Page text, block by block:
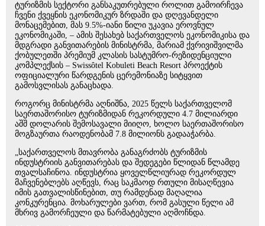
ტურიზმის სექტორი განსაკუთრებული როლით გამოირჩევა
ჩვენი ქვეყნის ეკონომიკურ ზრდაში და დღევანდელი
მონაცემებით, მას 9.5%-იანი წილი უკავია ეროვნულ
ეკონომიკაში, – ამის შესახებ საქართველოს ეკონომიკისა და
მდგრადი განვითარების მინისტრმა, მარიამ ქვრივიშვილმა
ქობულეთში პრემიუმ კლასის სასტუმრო-რეზიდენციული
კომპლექსის – Swissôtel Kobuleti Beach Resort პროექტის
ოფიციალური წარდგენის ცერემონიაზე სიტყვით
გამოსვლისას განაცხადა.
როგორც მინისტრმა აღნიშნა, 2025 წელს საქართველომ
საერთაშორისო ტურიზმიდან რეკორდული 4.7 მილიარდი
აშშ დოლარის შემოსავალი მიიღო, ხოლო საერთაშორისო
მოგზაურთა რაოდენობამ 7.8 მილიონს გადააჭარბა.
„საქართველოს მთავრობა განაგრძობს ტურიზმის
ინდუსტრიის განვითარებას და შედეგები წლიდან წლამდე
თვალსაჩინოა. ინდუსტრია ყოველწლიურად რეკორდულ
მაჩვენებლებს აღწევს, რაც საკმაოდ რთული მისაღწევია
იმის გათვალისწინებით, თუ რამდენად მაღალია
კონკურენცია. მოხარულები ვართ, რომ გასული წელი ამ
მხრივ გამორჩეული და წარმატებული აღმოჩნდა.